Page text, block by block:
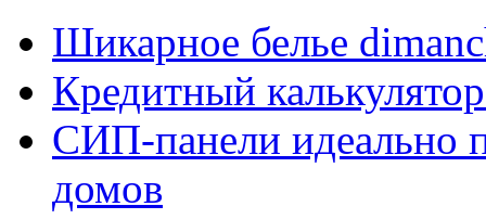
Шикарное белье
Кредитный
СИП-панели идеально
домов